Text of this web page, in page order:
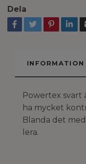
Dela
INFORMATION
Powertex svart
ha mycket
Blanda det
lera.